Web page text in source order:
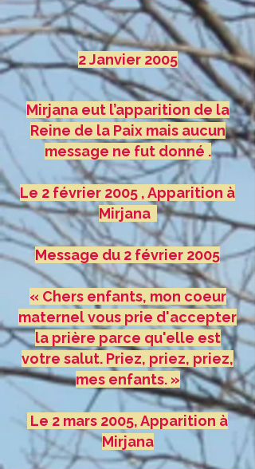
2 Janvier 2005
Mirjana eut l’apparition de la
Reine de la Paix mais aucun
message ne fut donné .
Le 2 février 2005 , Apparition à
Mirjana
Message du 2 février 2005
« Chers enfants, mon coeur
maternel vous prie d'accepter
la prière parce qu'elle est
votre salut. Priez, priez, priez,
mes enfants. »
Le 2 mars 2005, Apparition à
Mirjana